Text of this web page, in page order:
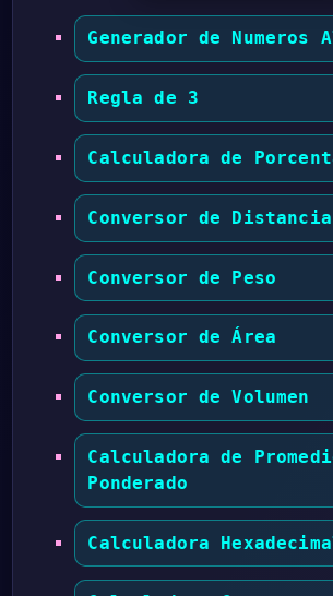
Generador de Numeros
Regla de 3
Calculadora de
Conversor de
Conversor de Peso
Conversor de Área
Conversor de Volumen
Calculadora de
Ponderado
Calculadora